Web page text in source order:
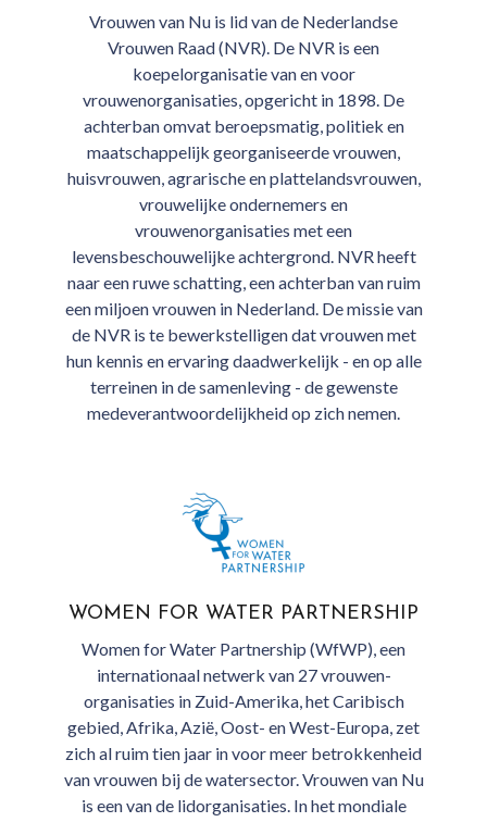
Vrouwen van Nu is lid van de Nederlandse
Vrouwen Raad (NVR). De NVR is een
koepelorganisatie van en voor
vrouwenorganisaties, opgericht in 1898. De
achterban omvat beroepsmatig, politiek en
maatschappelijk georganiseerde vrouwen,
huisvrouwen, agrarische en plattelandsvrouwen,
vrouwelijke ondernemers en
vrouwenorganisaties met een
levensbeschouwelijke achtergrond. NVR heeft
naar een ruwe schatting, een achterban van ruim
een miljoen vrouwen in Nederland. De missie van
de NVR is te bewerkstelligen dat vrouwen met
hun kennis en ervaring daadwerkelijk - en op alle
terreinen in de samenleving - de gewenste
medeverantwoordelijkheid op zich nemen.
WOMEN FOR WATER PARTNERSHIP
Women for Water Partnership (WfWP), een
internationaal netwerk van 27 vrouwen-
organisaties in Zuid-Amerika, het Caribisch
gebied, Afrika, Azië, Oost- en West-Europa, zet
zich al ruim tien jaar in voor meer betrokkenheid
van vrouwen bij de watersector. Vrouwen van Nu
is een van de lidorganisaties. In het mondiale